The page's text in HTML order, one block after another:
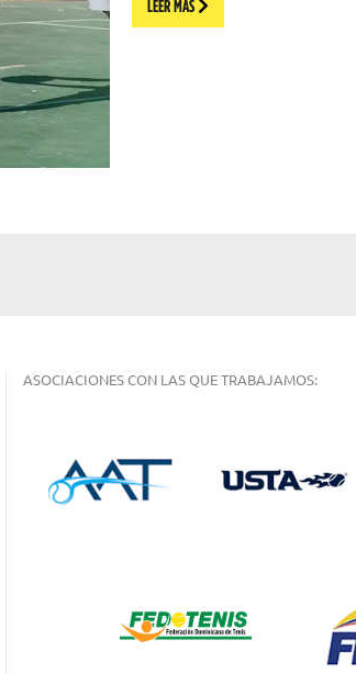
LEER MÁS
ASOCIACIONES CON LAS QUE TRABAJAMOS: